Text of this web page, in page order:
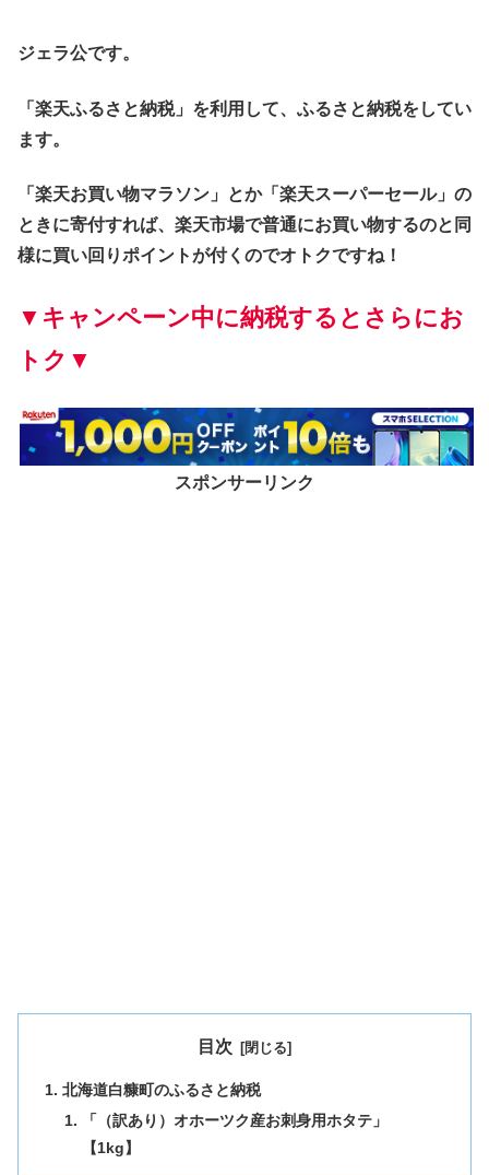
ジェラ公です。
「楽天ふるさと納税」を利用して、ふるさと納税をしてい
ます。
「楽天お買い物マラソン」とか「楽天スーパーセール」の
ときに寄付すれば、楽天市場で普通にお買い物するのと同
様に買い回りポイントが付くのでオトクですね！
▼キャンペーン中に納税するとさらにお
トク▼
スポンサーリンク
目次
北海道白糠町のふるさと納税
「（訳あり）オホーツク産お刺身用ホタテ」
【1kg】